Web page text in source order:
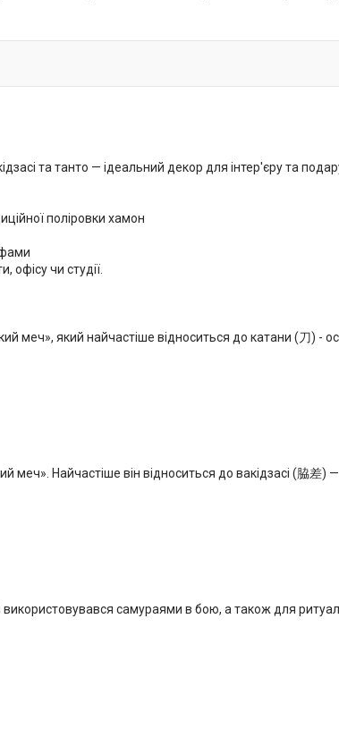
та танто — ідеальний декор для інтер'єру та
поліровки хамон
офісу чи студії.
меч», який найчастіше відноситься до катани (刀) -
меч». Найчастіше він відноситься до вакідзасі (脇差)
самураями в бою, а також для